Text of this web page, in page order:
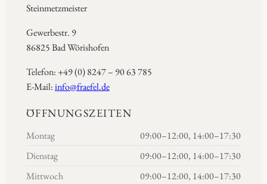
Steinmetzmeister
Gewerbestr. 9
86825 Bad Wörishofen
Telefon: +49 (0) 8247 – 90 63 785
E-Mail:info@fraefel.de
ÖFFNUNGSZEITEN
Montag
09:00–12:00, 14:00–17:30
Dienstag
09:00–12:00, 14:00–17:30
Mittwoch
09:00–12:00, 14:00–17:30